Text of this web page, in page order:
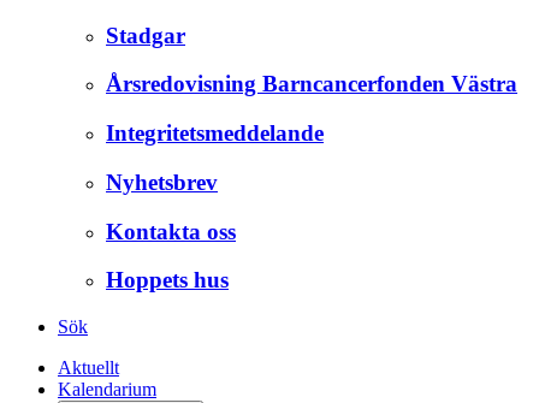
Stadgar
Årsredovisning Barncancerfonden Västra
Integritetsmeddelande
Nyhetsbrev
Kontakta oss
Hoppets hus
Sök
Aktuellt
Kalendarium